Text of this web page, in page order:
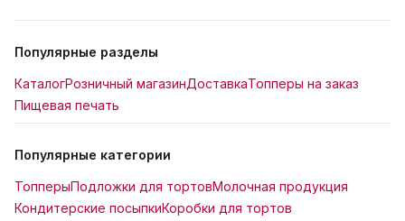
Популярные разделы
КаталогРозничный магазинДоставкаТопперы на заказ
Пищевая печать
Популярные категории
ТопперыПодложки для тортовМолочная продукция
Кондитерские посыпкиКоробки для тортов